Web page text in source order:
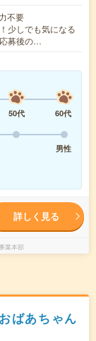
不要
少しでも気になる
募後の…
50代
60代
男性
詳しく見る
業本部
ばあちゃん